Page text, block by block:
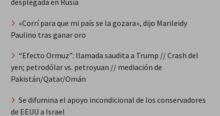
«Corrí para que mi país se la gozara», dijo Marileidy
Paulino tras ganar oro
“Efecto Ormuz”: llamada saudita a Trump // Crash del
yen; petrodólar vs. petroyuan // mediación de
Pakistán/Qatar/Omán
Se difumina el apoyo incondicional de los conservadores
de EEUU a Israel